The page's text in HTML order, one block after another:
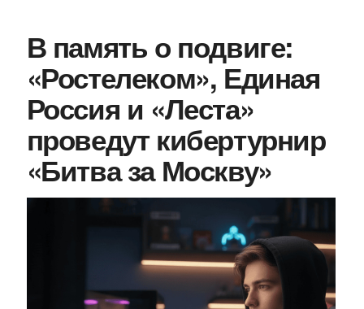
В память о подвиге:
«Ростелеком», Единая
Россия и «Леста»
проведут кибертурнир
«Битва за Москву»